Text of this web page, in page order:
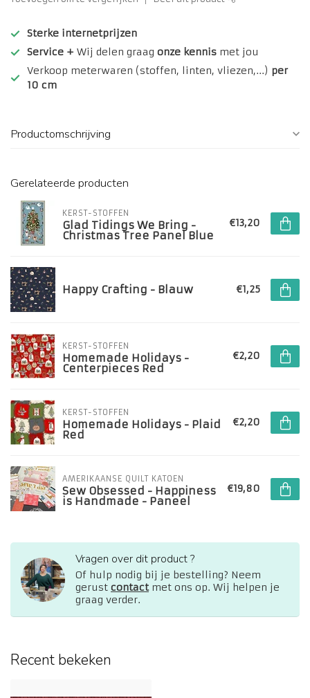
Sterke internetprijzen
Service + Wij delen graag onze kennis met jou
Verkoop meterwaren (stoffen, linten, vliezen,...) per
10 cm
Productomschrijving
Gerelateerde producten
KERST-STOFFEN
Glad Tidings We Bring -
Christmas Tree Panel Blue
€13,20
Happy Crafting - Blauw €1,25
KERST-STOFFEN
Homemade Holidays -
Centerpieces Red
€2,20
KERST-STOFFEN
Homemade Holidays - Plaid
Red
€2,20
AMERIKAANSE QUILT KATOEN
Sew Obsessed - Happiness
is Handmade - Paneel
€19,80
Vragen over dit product ?
Of hulp nodig bij je bestelling? Neem
gerust contactmet ons op. Wij helpen je
graag verder.
Recent bekeken